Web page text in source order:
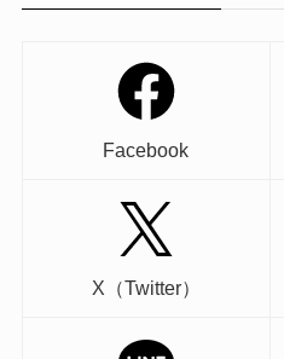
Facebook
X（Twitter）